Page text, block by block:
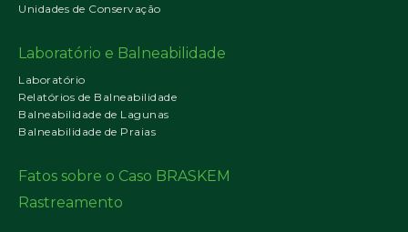
Unidades de Conservação
Laboratório e Balneabilidade
Laboratório
Relatórios de Balneabilidade
Balneabilidade de Lagunas
Balneabilidade de Praias
Fatos sobre o Caso BRASKEM
Rastreamento